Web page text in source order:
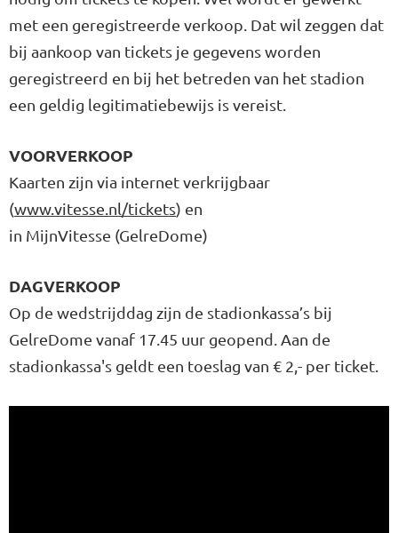
met een geregistreerde verkoop. Dat wil zeggen dat
bij aankoop van tickets je gegevens worden
geregistreerd en bij het betreden van het stadion
een geldig legitimatiebewijs is vereist.
VOORVERKOOP
Kaarten zijn via internet verkrijgbaar
(www.vitesse.nl/tickets) en
in MijnVitesse (GelreDome)
DAGVERKOOP
Op de wedstrijddag zijn de stadionkassa’s bij
GelreDome vanaf 17.45 uur geopend. Aan de
stadionkassa's geldt een toeslag van € 2,- per ticket.